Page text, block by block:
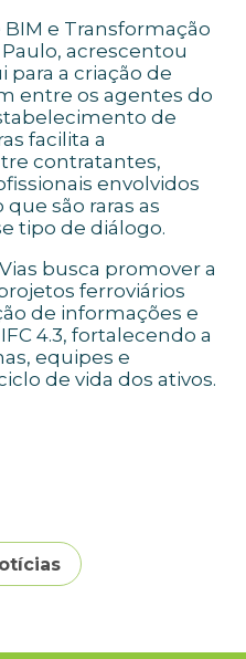
e Transformação
acrescentou
para a criação de
entre os agentes do
de
facilita a
contratantes,
envolvidos
são raras as
tipo de diálogo.
busca promover a
ferroviários
de informações e
4.3, fortalecendo a
equipes e
de vida dos ativos.